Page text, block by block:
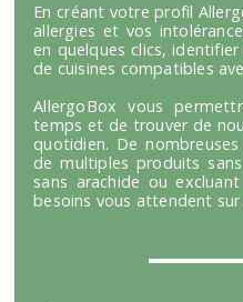
En créant votre profil
allergies et vos
en quelques clics,
de cuisines compatibles
AllergoBox vous
temps et de trouver de
quotidien. De
de multiples produits
sans arachide ou
besoins vous attendent